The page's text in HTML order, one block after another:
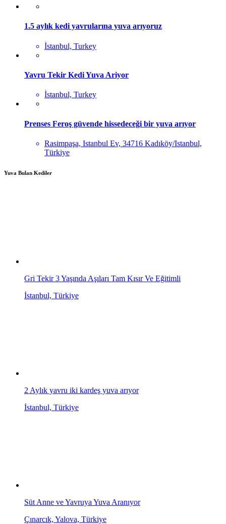
1.5 aylık kedi yavrularına yuva arıyoruz
İstanbul, Turkey
Yavru Tekir Kedi Yuva Ariyor
İstanbul, Turkey
Prenses Feroş güvende hissedeceği bir yuva arıyor
Rasimpaşa, Istanbul Ev, 34716 Kadıköy/Istanbul,
Türkiye
Yuva Bulan Kediler
Gri Tekir 3 Yaşında Aşıları Tam Kısır Ve Eğitimli
İstanbul, Türkiye
2 Aylık yavru iki kardeş yuva arıyor
İstanbul, Türkiye
Süt Anne ve Yavruya Yuva Aranıyor
Çınarcık, Yalova, Türkiye